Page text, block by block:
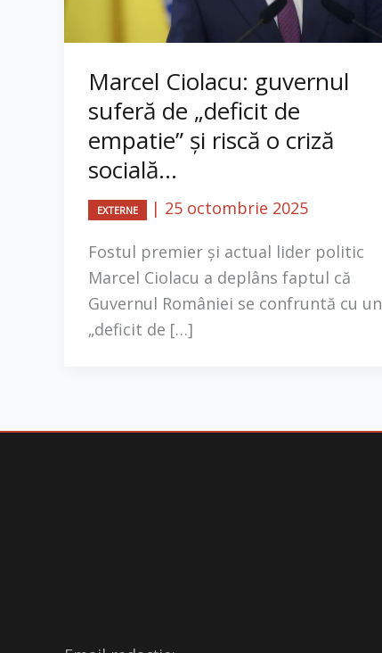
Marcel Ciolacu: guvernul
suferă de „deficit de
empatie” și riscă o criză
socială...
EXTERNE | 25 octombrie 2025
Fostul premier și actual lider politic
Marcel Ciolacu a deplâns faptul că
Guvernul României se confruntă cu un
„deficit de […]